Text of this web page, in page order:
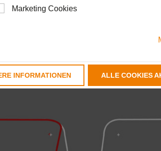
Marketing Cookies
INFORMATIONEN ALLE COOKIES